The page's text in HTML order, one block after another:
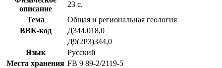
описание
23 с.
Тема
Общая и региональная геология
BBK-код
Д344.018,0
Д9(2Р3)344,0
Язык
Русский
Места хранения FB 9 89-2/2119-5